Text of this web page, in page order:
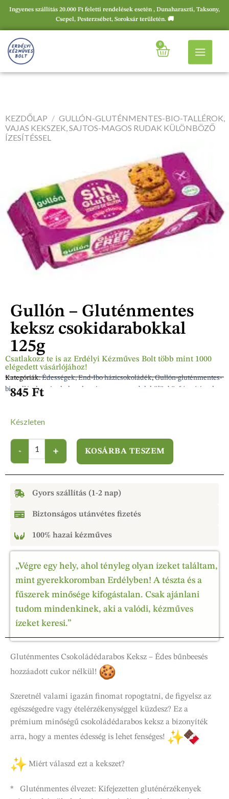
Ingyenes szállítás 20.000 Ft feletti rendelések esetén , Dunaharaszti, Taksony,
Csepel, Pesterzsébet, Soroksár területén. 🚚
0
Csatlakozz te is az Erdélyi Kézműves Bolt több mint 1000
elégedett vásárlójához!
Kategóriák:Édességek, End-Ibo házicsokoládék,Gullón-gluténmentes-
bio-tallérok, vajas kekszek, sajtos-magos rudak különböző ízesítéssel
Gullón – Gluténmentes
keksz csokidarabokkal
125g
845 Ft
Készleten
KOSÁRBA TESZEM
Gyors szállítás (1-2 nap)
Biztonságos utánvétes fizetés
100% hazai kézműves
„Végre egy hely, ahol tényleg olyan ízeket találtam,
mint gyerekkoromban Erdélyben! A tészta és a
fűszerek minősége kifogástalan. Csak ajánlani
tudom mindenkinek, aki a valódi, kézműves
ízeket keresi.”
Gluténmentes Csokoládédarabos Keksz – Édes bűnbeesés
hozzáadott cukor nélkül!
Szeretnél valami igazán finomat ropogtatni, de figyelsz az
egészségedre vagy ételérzékenységgel küzdesz? Ez a
prémium minőségű csokoládédarabos keksz a bizonyíték
arra, hogy a mentes édesség is lehet fenséges!
Miért válaszd ezt a kekszet?
* Gluténmentes élvezet: Kifejezetten gluténérzékenyek
KEZDŐLAP / GULLÓN-GLUTÉNMENTES-BIO-TALLÉROK,
VAJAS KEKSZEK, SAJTOS-MAGOS RUDAK KÜLÖNBÖZŐ
ÍZESÍTÉSSEL